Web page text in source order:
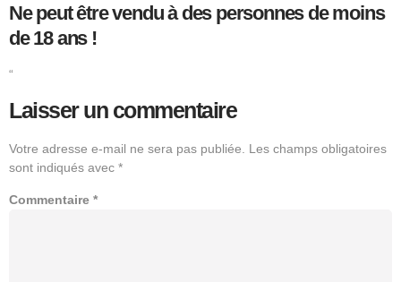
Ne peut être vendu à des personnes de moins
de 18 ans !
“
Laisser un commentaire
Votre adresse e-mail ne sera pas publiée.
Les champs obligatoires
sont indiqués avec *
Commentaire *